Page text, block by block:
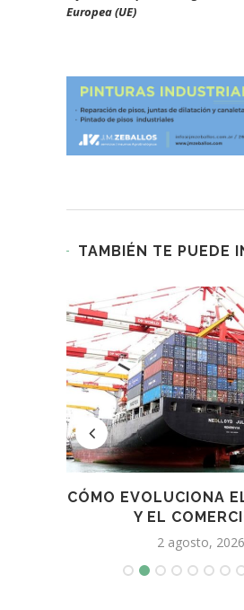
Europea (UE)
TAMBIÉN TE PUEDE
CÓMO EVOLUCIONA
Y EL
2 agosto, 2026